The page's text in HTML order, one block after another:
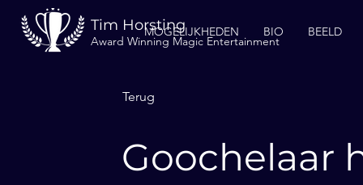
Tim Horsting
Award Winning Magic Entertainment
MOGELIJKHEDEN BIO BEELD
Terug
Goochelaar